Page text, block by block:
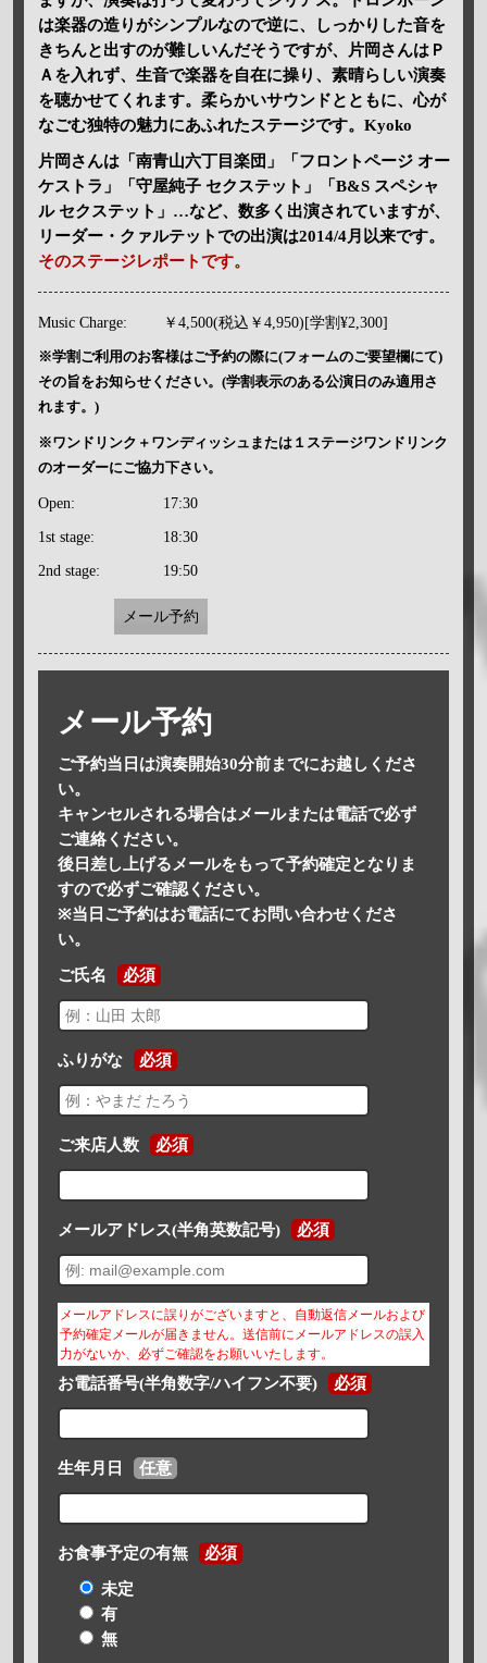
は楽器の造りがシンプルなので逆に、しっかりした音を
きちんと出すのが難しいんだそうですが、片岡さんはＰ
Ａを入れず、生音で楽器を自在に操り、素晴らしい演奏
を聴かせてくれます。柔らかいサウンドとともに、心が
なごむ独特の魅力にあふれたステージです。Kyoko
片岡さんは「南青山六丁目楽団」「フロントページ オー
ケストラ」「守屋純子 セクステット」「B&S スペシャ
ル セクステット」…など、数多く出演されていますが、
リーダー・クァルテットでの出演は2014/4月以来です。
そのステージレポートです。
Music Charge: ￥4,500(税込￥4,950)[学割¥2,300]
※学割ご利用のお客様はご予約の際に(フォームのご要望欄にて)
その旨をお知らせください。(学割表示のある公演日のみ適用さ
れます。)
※ワンドリンク＋ワンディッシュまたは１ステージワンドリンク
のオーダーにご協力下さい。
Open: 17:30
1st stage: 18:30
2nd stage: 19:50
メール予約
メール予約
ご予約当日は演奏開始30分前までにお越しくださ
い。
キャンセルされる場合はメールまたは電話で必ず
ご連絡ください。
後日差し上げるメールをもって予約確定となりま
すので必ずご確認ください。
※当日ご予約はお電話にてお問い合わせくださ
い。
ご氏名 必須
ふりがな 必須
ご来店人数 必須
メールアドレス(半角英数記号) 必須
メールアドレスに誤りがございますと、自動返信メールおよび
予約確定メールが届きません。送信前にメールアドレスの誤入
力がないか、必ずご確認をお願いいたします。
お電話番号(半角数字/ハイフン不要) 必須
生年月日 任意
お食事予定の有無 必須
未定
有
無